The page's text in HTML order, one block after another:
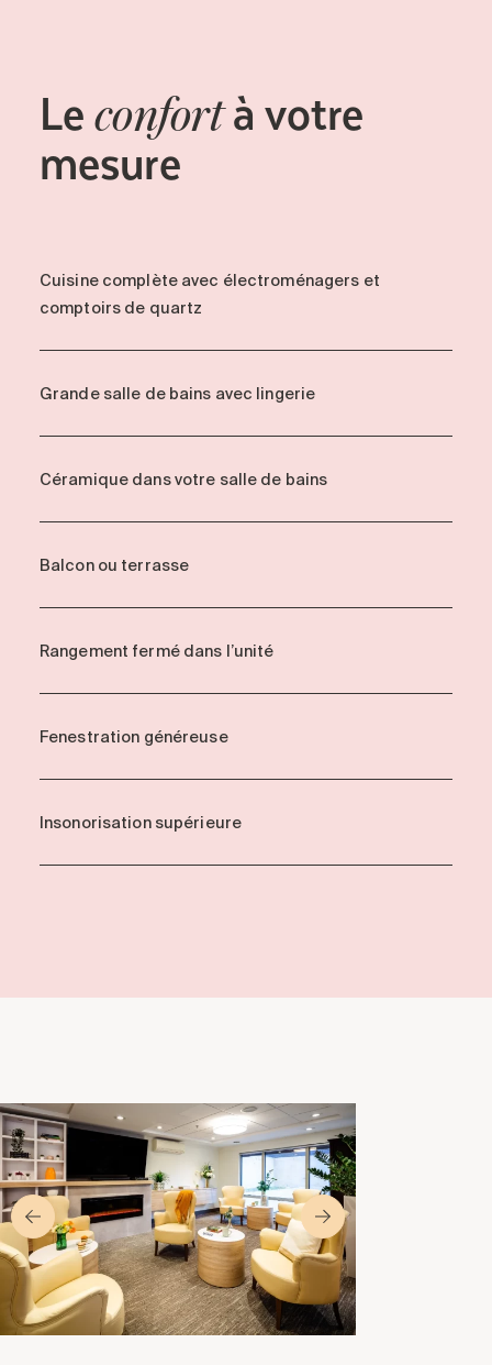
Leconfortà votre
mesure
Cuisine complète avec électroménagers et
comptoirs de quartz
Grande salle de bains avec lingerie
Céramique dans votre salle de bains
Balcon ou terrasse
Rangement fermé dans l’unité
Fenestration généreuse
Insonorisation supérieure